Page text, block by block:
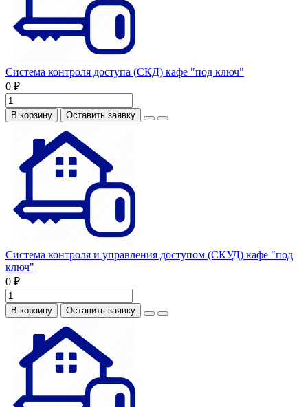
Система контроля доступа (СКД) кафе "под ключ"
0 ₽
В корзину Оставить заявку
Система контроля и управления доступом (СКУД) кафе "под
ключ"
0 ₽
В корзину Оставить заявку